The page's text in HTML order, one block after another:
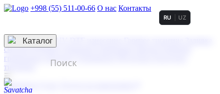
+998 (55) 511-00-66 О нас Контакты
3D гравировка
смолой (Doming)
гравировка твердая
тиснение
RU UZ
☰
Контакты
Каталог